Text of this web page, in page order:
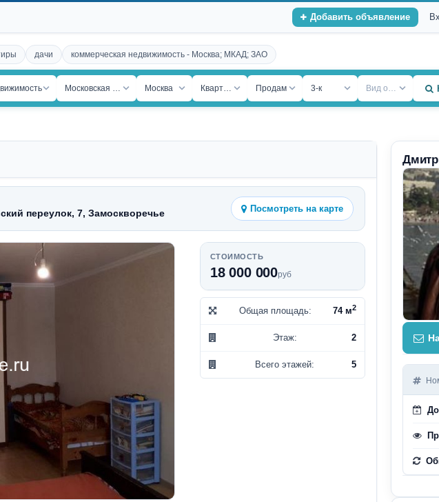
Добавить объявление
дачи коммерческая недвижимость - Москва; МКАД; ЗАО
Московская обл. Москва Квартира Продам 3-к Вид объекта
переулок, 7, Замоскворечье Посмотреть на карте
СТОИМОСТЬ
18 000 000руб
Общая площадь: 74 м2
Этаж: 2
Всего этажей: 5